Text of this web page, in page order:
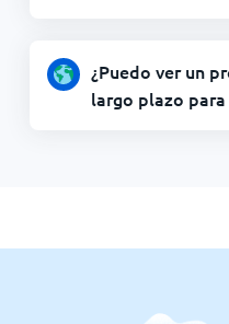
¿Puedo ver un
largo plazo